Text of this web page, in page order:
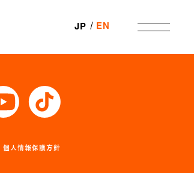
JP EN
個人情報保護方針